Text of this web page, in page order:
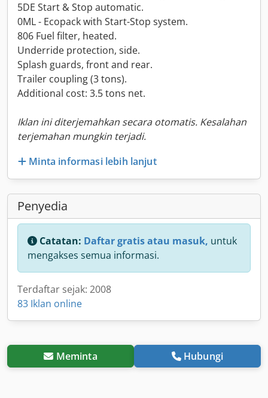
5DE Start & Stop automatic.
0ML - Ecopack with Start-Stop system.
806 Fuel filter, heated.
Underride protection, side.
Splash guards, front and rear.
Trailer coupling (3 tons).
Additional cost: 3.5 tons net.
Iklan ini diterjemahkan secara otomatis. Kesalahan
terjemahan mungkin terjadi.
Minta informasi lebih lanjut
Penyedia
Catatan: Daftar gratis atau masuk, untuk
mengakses semua informasi.
Terdaftar sejak: 2008
83 Iklan online
Meminta Hubungi